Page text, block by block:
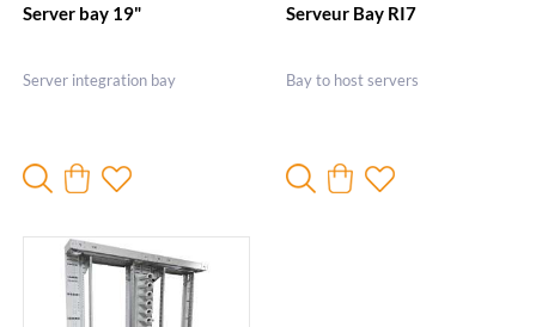
Server bay 19"
Server integration bay
Serveur Bay RI7
Bay to host servers